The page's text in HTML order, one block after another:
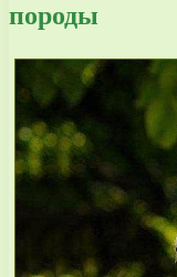
породы